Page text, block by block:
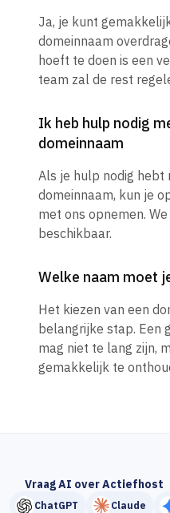
Ja, je kunt
domeinnaam
hoeft te doen is een
team zal de rest
Ik heb hulp nodig
domeinnaam
Als je hulp nodig hebt
domeinnaam, kun je
met ons opnemen.
beschikbaar.
Welke naam moet
Het kiezen van een
belangrijke stap. Een
mag niet te lang zijn,
gemakkelijk te
Vraag AI over Actiefhost
ChatGPT Claude